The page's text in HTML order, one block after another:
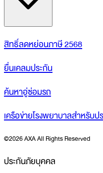
สิทธิ์ลดหย่อนภาษี 2568
ยื่นเคลมประกัน
ค้นหาอู่ซ่อมรถ
เครือข่ายโรงพยาบาลสำหรับ
©2026 AXA All Rights Reserved
ประกันภัยบุคคล